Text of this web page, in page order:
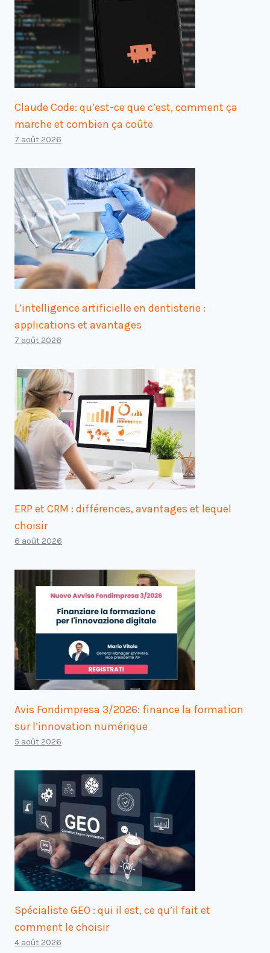
Claude Code: qu’est-ce que c’est, comment ça
marche et combien ça coûte
7 août 2026
L’intelligence artificielle en dentisterie :
applications et avantages
7 août 2026
ERP et CRM : différences, avantages et lequel
choisir
6 août 2026
Avis Fondimpresa 3/2026: finance la formation
sur l’innovation numérique
5 août 2026
Spécialiste GEO : qui il est, ce qu’il fait et
comment le choisir
4 août 2026